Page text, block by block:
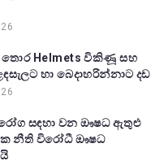
තොර Helmets විකිණූ සහ
හා බෙදාහරින්නාට දඩ
රෝග සඳහා වන ඖෂධ ඇතුළු
නීති විරෝධී ඖෂධ